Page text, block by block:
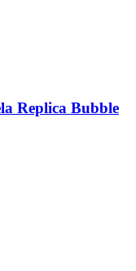
Replica Bubble